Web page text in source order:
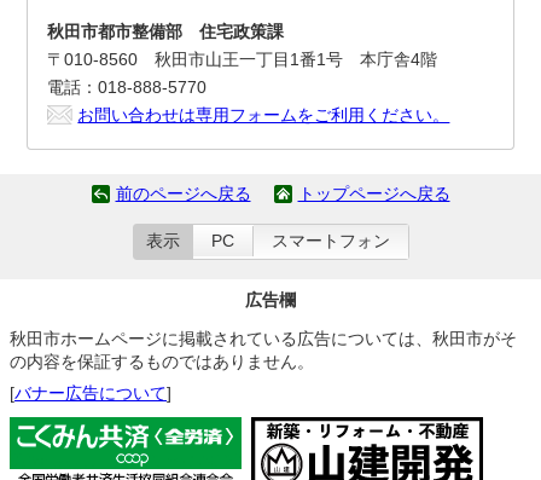
秋田市都市整備部 住宅政策課
〒010-8560 秋田市山王一丁目1番1号 本庁舎4階
電話：018-888-5770
お問い合わせは専用フォームをご利用ください。
前のページへ戻る トップページへ戻る
表示 PC スマートフォン
広告欄
秋田市ホームページに掲載されている広告については、秋田市がそ
の内容を保証するものではありません。
[バナー広告について]